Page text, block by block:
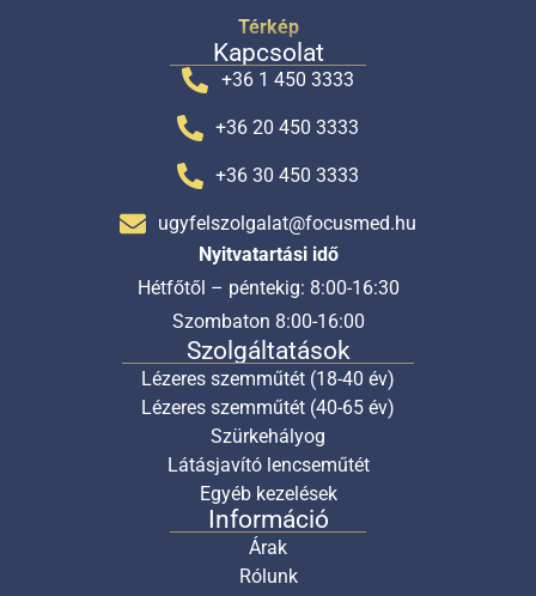
Térkép
Kapcsolat
+36 1 450 3333
+36 20 450 3333
+36 30 450 3333
ugyfelszolgalat@focusmed.hu
Nyitvatartási idő
Hétfőtől – péntekig: 8:00-16:30
Szombaton 8:00-16:00
Szolgáltatások
Lézeres szemműtét (18-40 év)
Lézeres szemműtét (40-65 év)
Szürkehályog
Látásjavító lencseműtét
Egyéb kezelések
Információ
Árak
Rólunk